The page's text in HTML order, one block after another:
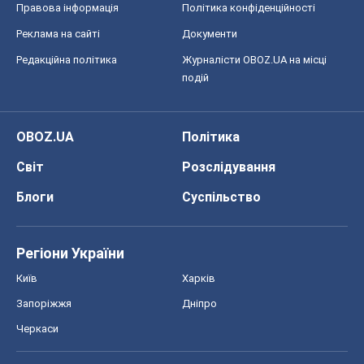
Правова інформація Політика конфіденційності
Реклама на сайті Документи
Редакційна політика
Журналісти OBOZ.UA на місці
подій
OBOZ.UA
Політика
Світ
Розслідування
Блоги
Суспільство
Регіони України
Київ Харків
Запоріжжя Дніпро
Черкаси